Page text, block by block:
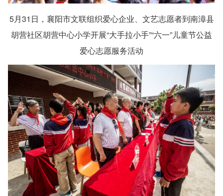
5月31日，襄阳市文联组织爱心企业、文艺志愿者到南漳县
胡营社区胡营中心小学开展“大手拉小手”“六一”儿童节公益
爱心志愿服务活动